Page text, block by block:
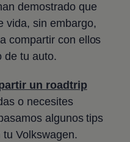
demostrado que
vida, sin embargo,
compartir con ellos
de tu auto.
un roadtrip
o necesites
algunos tips
tu Volkswagen.